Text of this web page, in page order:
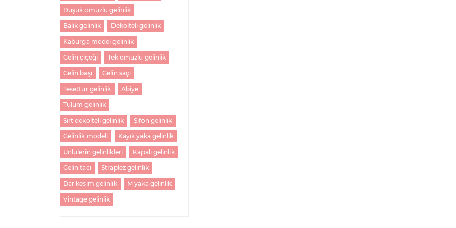
Düşük omuzlu gelinlik
Balık gelinlik Dekolteli gelinlik
Kaburga model gelinlik
Gelin çiçeği Tek omuzlu gelinlik
Gelin başı Gelin saçı
Tesettür gelinlik Abiye
Tulum gelinlik
Sırt dekolteli gelinlik Şifon gelinlik
Gelinlik modeli Kayık yaka gelinlik
Ünlülerin gelinlikleri Kapalı gelinlik
Gelin tacı Straplez gelinlik
Dar kesim gelinlik M yaka gelinlik
Vintage gelinlik